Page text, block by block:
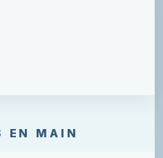
EN MAIN